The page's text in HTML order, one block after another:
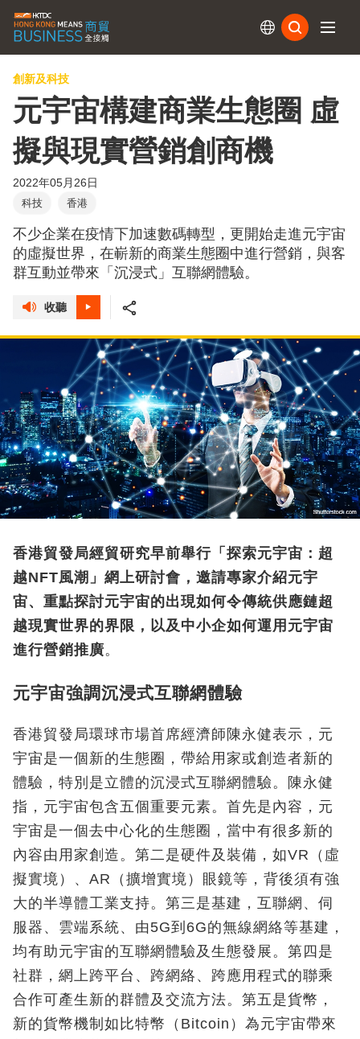
創新及科技
元宇宙構建商業生態圈 虛
擬與現實營銷創商機
2022年05月26日
科技 香港
不少企業在疫情下加速數碼轉型，更開始走進元宇宙
的虛擬世界，在嶄新的商業生態圈中進行營銷，與客
群互動並帶來「沉浸式」互聯網體驗。
收聽
香港貿發局經貿研究早前舉行「探索元宇宙：超
越NFT風潮」網上研討會，邀請專家介紹元宇
宙、重點探討元宇宙的出現如何令傳統供應鏈超
越現實世界的界限，以及中小企如何運用元宇宙
進行營銷推廣。
元宇宙強調沉浸式互聯網體驗
香港貿發局環球市場首席經濟師陳永健表示，元
宇宙是一個新的生態圈，帶給用家或創造者新的
體驗，特別是立體的沉浸式互聯網體驗。陳永健
指，元宇宙包含五個重要元素。首先是內容，元
宇宙是一個去中心化的生態圈，當中有很多新的
內容由用家創造。第二是硬件及裝備，如VR（虛
擬實境）、AR（擴增實境）眼鏡等，背後須有強
大的半導體工業支持。第三是基建，互聯網、伺
服器、雲端系統、由5G到6G的無線網絡等基建，
均有助元宇宙的互聯網體驗及生態發展。第四是
社群，網上跨平台、跨網絡、跨應用程式的聯乘
合作可產生新的群體及交流方法。第五是貨幣，
新的貨幣機制如比特幣（Bitcoin）為元宇宙帶來